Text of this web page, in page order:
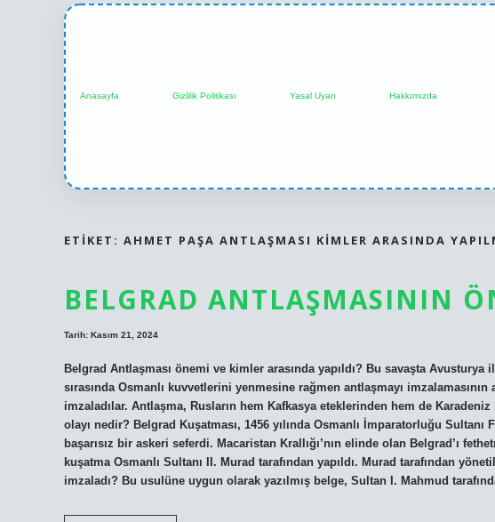
Anasayfa Gizlilik Politikası Yasal Uyarı Hakkımızda
ETIKET: AHMET PAŞA ANTLAŞMASI KIMLER ARASINDA
BELGRAD ANTLAŞMASININ
Tarih: Kasım 21, 2024
Belgrad Antlaşması önemi ve kimler arasında yapıldı? Bu savaşta
sırasında Osmanlı kuvvetlerini yenmesine rağmen antlaşmayı imzalamasının
imzaladılar. Antlaşma, Rusların hem Kafkasya eteklerinden hem de
olayı nedir? Belgrad Kuşatması, 1456 yılında Osmanlı İmparatorluğu
başarısız bir askeri seferdi. Macaristan Krallığı’nın elinde olan Belgrad’ı
kuşatma Osmanlı Sultanı II. Murad tarafından yapıldı. Murad tarafından
imzaladı? Bu usulüne uygun olarak yazılmış belge, Sultan I. Mahmud